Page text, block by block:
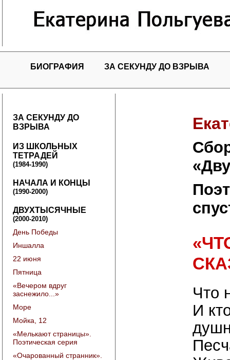
БИОГРАФИЯ ЗА СЕКУНДУ ДО ВЗРЫВА
ЗА СЕКУНДУ ДО
ВЗРЫВА
ИЗ ШКОЛЬНЫХ
ТЕТРАДЕЙ
(1984-1990)
НАЧАЛА И КОНЦЫ
(1990-2000)
ДВУХТЫСЯЧНЫЕ
(2000-2010)
День Победы
Иншалла
22 июня
Пятница
«Вечером вдруг
заснежило...»
Море
Мойка, 12
«Мелькают страницы».
Поэтическая серия
«Очарованный странник».
Что
И